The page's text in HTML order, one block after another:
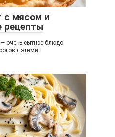
с мясом и
рецепты
очень сытное блюдо.
с этими